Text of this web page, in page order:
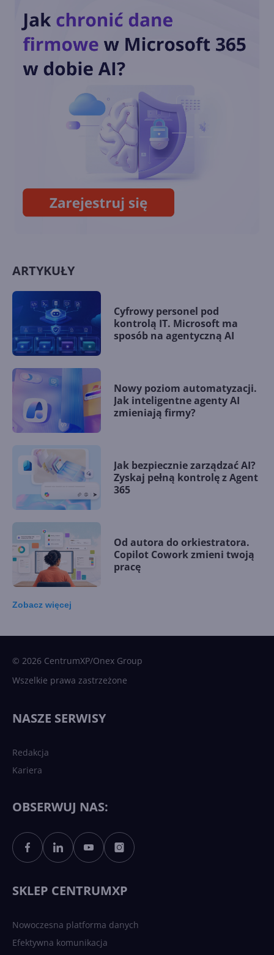
w zasobach
14. Mój program i Internet
ARTYKUŁY
Cyfrowy personel pod
kontrolą IT. Microsoft ma
sposób na agentyczną AI
Nowy poziom automatyzacji.
Jak inteligentne agenty AI
zmieniają firmy?
Jak bezpiecznie zarządzać AI?
Zyskaj pełną kontrolę z Agent
365
Od autora do orkiestratora.
Copilot Cowork zmieni twoją
pracę
Sztuczna inteligencja po
polsku. Dość barier
Zobacz więcej
© 2026 CentrumXP/Onex Group
Wszelkie prawa zastrzeżone
NASZE SERWISY
Redakcja
Kariera
OBSERWUJ NAS:
SKLEP CENTRUMXP
Nowoczesna platforma danych
Efektywna komunikacja